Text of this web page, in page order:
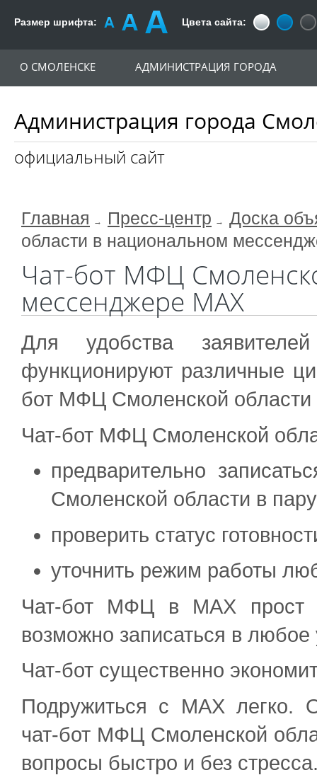
Размер шрифта: Цвета сайта:
Администрация города
официальный сайт
О СМОЛЕНСКЕ АДМИНИСТРАЦИЯ ГОРОДА
Главная Пресс-центр
Доска
области в национальном
Чат-бот МФЦ
мессенджере МАХ
Для удобства
функционируют различные
бот МФЦ Смоленской
Чат-бот МФЦ Смоленской
предварительно
Смоленской области в
проверить статус
уточнить режим работы
Чат-бот МФЦ в MAX прост
возможно записаться в
Чат-бот существенно
Подружиться с MAX легко.
чат-бот МФЦ Смоленской
вопросы быстро и без